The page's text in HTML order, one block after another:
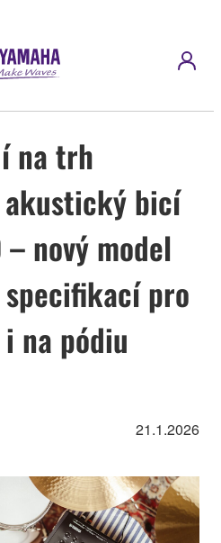
na trh
bicí
– nový model
pro
na pódiu
21.1.2026